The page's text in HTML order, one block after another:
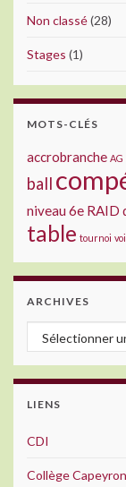
Non classé(28)
Stages (1)
MOTS-CLÉS
accrobranche AG
ball
niveau 6e RAID
table tournoi
ARCHIVES
Archives
LIENS
CDI
Collège Capeyron